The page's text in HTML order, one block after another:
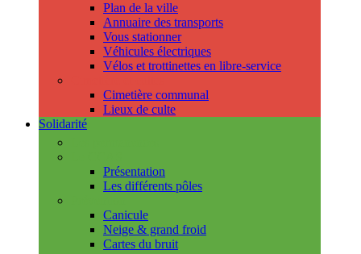
Plan de la ville
Annuaire des transports
Vous stationner
Véhicules électriques
Vélos et trottinettes en libre-service
Cimetière communal
Lieux de culte
Solidarité
Présentation
Les différents pôles
Canicule
Neige & grand froid
Cartes du bruit